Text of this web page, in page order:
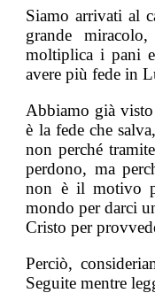
Siamo arrivati al
grande
moltiplica i pani
avere più fede in
Abbiamo già visto
è la fede che
non perché
perdono, ma
non è il motivo
mondo per darci
Cristo per
Perciò,
Seguite mentre